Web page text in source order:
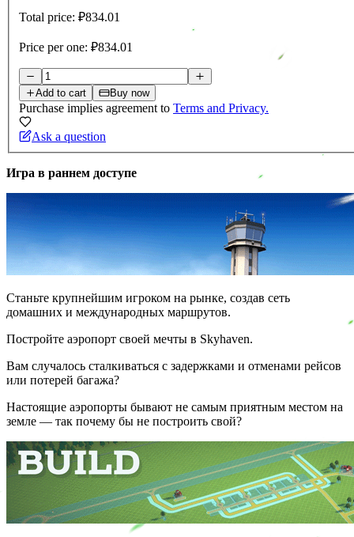
Total price: ₽834.01
Price per one: ₽834.01
Add to cart Buy now
Purchase implies agreement to Terms and Privacy.
Ask a question
Игра в раннем доступе
Станьте крупнейшим игроком на рынке, создав сеть
домашних и международных маршрутов.
Постройте аэропорт своей мечты в Skyhaven.
Вам случалось сталкиваться с задержками и отменами рейсов
или потерей багажа?
Настоящие аэропорты бывают не самым приятным местом на
земле — так почему бы не построить свой?